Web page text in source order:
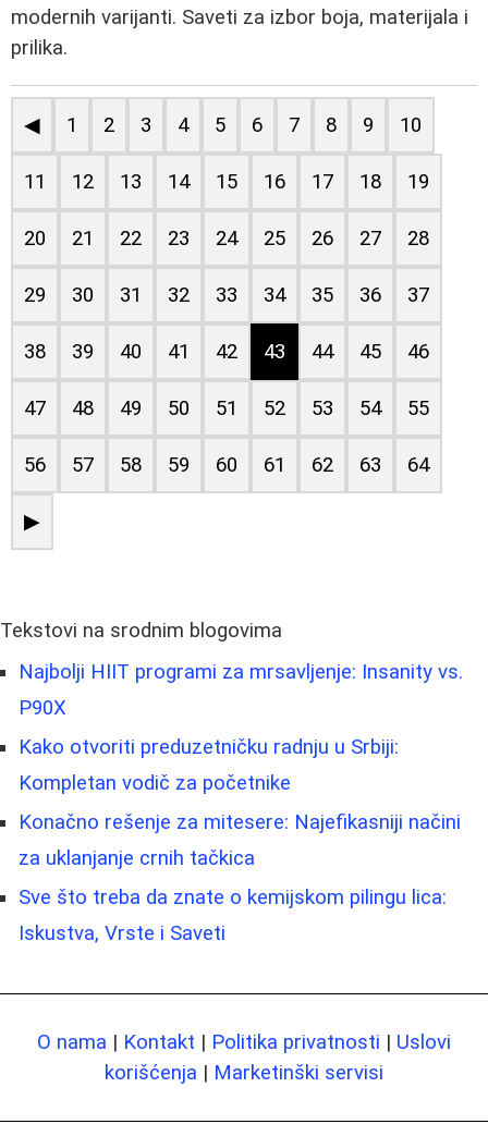
modernih varijanti. Saveti za izbor boja, materijala i
prilika.
◀ 1 2 3 4 5 6 7 8 9 10
11 12 13 14 15 16 17 18 19
20 21 22 23 24 25 26 27 28
29 30 31 32 33 34 35 36 37
38 39 40 41 42 43 44 45 46
47 48 49 50 51 52 53 54 55
56 57 58 59 60 61 62 63 64
▶
Tekstovi na srodnim blogovima
Najbolji HIIT programi za mrsavljenje: Insanity vs.
P90X
Kako otvoriti preduzetničku radnju u Srbiji:
Kompletan vodič za početnike
Konačno rešenje za mitesere: Najefikasniji načini
za uklanjanje crnih tačkica
Sve što treba da znate o kemijskom pilingu lica:
Iskustva, Vrste i Saveti
O nama | Kontakt | Politika privatnosti | Uslovi
korišćenja | Marketinški servisi